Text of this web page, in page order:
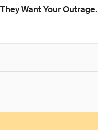
They Want Your